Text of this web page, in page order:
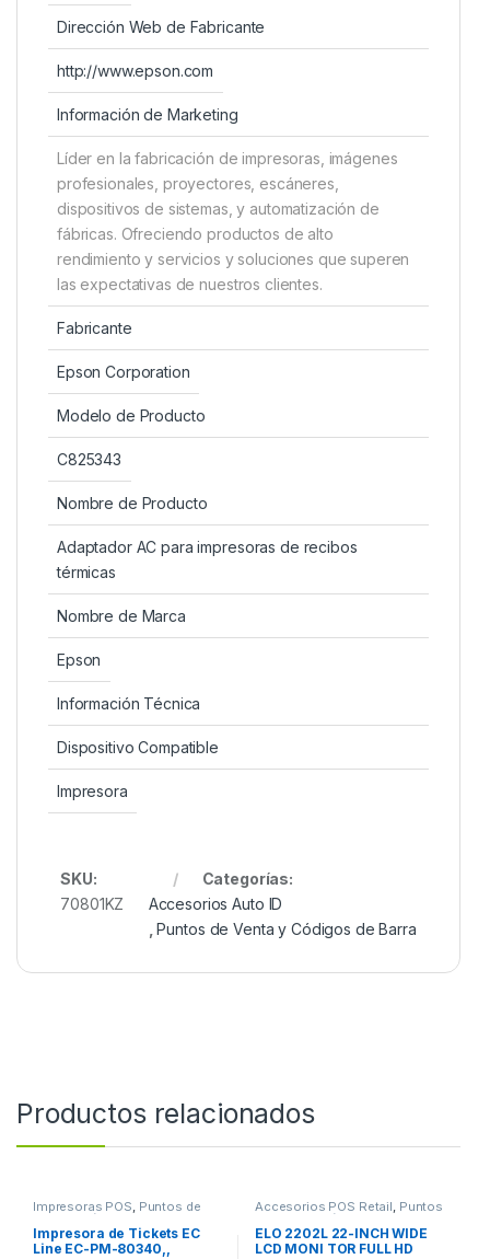
Dirección Web de Fabricante
http://www.epson.com
Información de Marketing
Líder en la fabricación de impresoras, imágenes
profesionales, proyectores, escáneres,
dispositivos de sistemas, y automatización de
fábricas. Ofreciendo productos de alto
rendimiento y servicios y soluciones que superen
las expectativas de nuestros clientes.
Fabricante
Epson Corporation
Modelo de Producto
C825343
Nombre de Producto
Adaptador AC para impresoras de recibos
térmicas
Nombre de Marca
Epson
Información Técnica
Dispositivo Compatible
Impresora
SKU:
70801KZ
Categorías:
Accesorios Auto ID
,Puntos de Venta y Códigos de Barra
Productos relacionados
Impresoras POS Puntos de
Venta y Códigos de Barra
Impresora de Tickets EC
Line EC-PM-80340,,
Accesorios POS Retail Puntos
de Venta y Códigos de Barra
ELO 2202L 22-INCH WIDE
LCD MONI TOR FULL HD